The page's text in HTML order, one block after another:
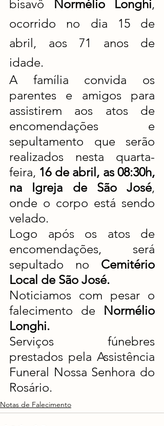
bisavô Normélio Longhi,
ocorrido no dia 15 de
abril, aos 71 anos de
idade.
A família convida os
parentes e amigos para
assistirem aos atos de
encomendações e
sepultamento que serão
realizados nesta quarta-
feira, 16 de abril, as 08:30h,
na Igreja de São José,
onde o corpo está sendo
velado.
Logo após os atos de
encomendações, será
sepultado no Cemitério
Local de São José.
Noticiamos com pesar o
falecimento de Normélio
Longhi.
Serviços fúnebres
prestados pela Assistência
Funeral Nossa Senhora do
Rosário.
Notas de Falecimento